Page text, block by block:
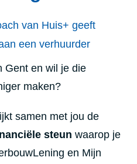
Gent en wil je die
maken?
samen met jou de
steun waarop je
en Mijn